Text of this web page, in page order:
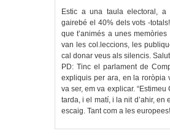
Estic a una taula electoral, a
gairebé el 40% dels vots -
que t’animés a unes
van les col.leccions, les
cal donar veus als silencis.
PD: Tinc el parlament de
expliquis per ara, en la roròpia
va ser, em va explicar. “Estimeu
tarda, i el matí, i la nit d’ahir, en
escaig. Tant com a les europees!